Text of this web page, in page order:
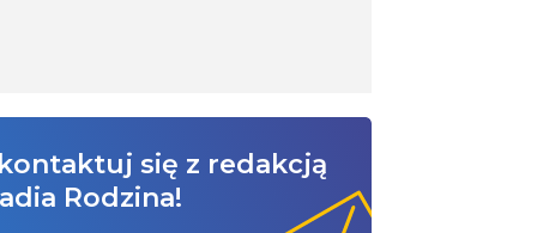
się z redakcją
Rodzina!